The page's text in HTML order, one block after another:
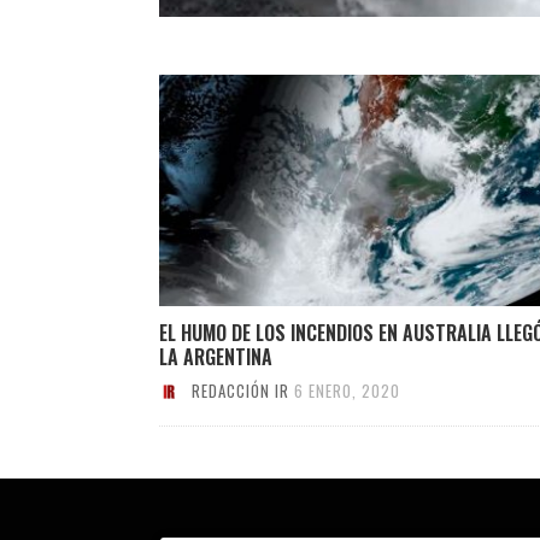
EL HUMO DE LOS INCENDIOS EN AUSTRALIA
LA ARGENTINA
REDACCIÓN IR 6 ENERO, 2020